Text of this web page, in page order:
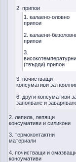
2. припои
1. калаено-оловно
припои
2. калаени-
припои
3.
високотемпературни
(твърди) припои
3. почистващи
консумативи за
6. други консумативи
запояване и
2. лепила, лепящи
консумативи и силикони
3. термоконтактни
материали
4. почистващи и
консумативи